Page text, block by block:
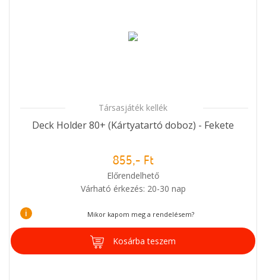
Társasjáték kellék
Deck Holder 80+ (Kártyatartó doboz) - Fekete
855,- Ft
Előrendelhető
Várható érkezés: 20-30 nap
i Mikor kapom meg a rendelésem?
Kosárba teszem